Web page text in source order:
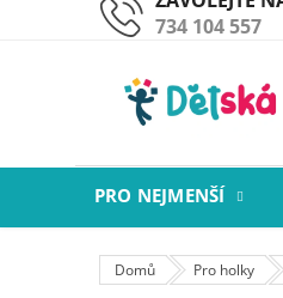
734 104 557
PRO NEJMENŠÍ
Domů Pro holky